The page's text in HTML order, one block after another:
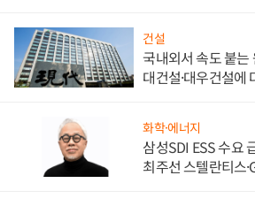
건설
국내외서 속도 붙는
대건설·대우건설에
화학·에너지
삼성SDI ESS 수요
최주선 스텔란티스